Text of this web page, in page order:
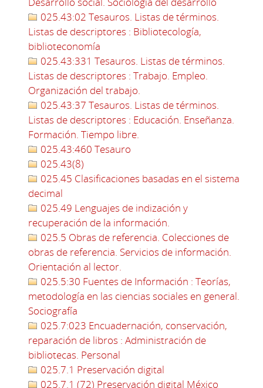
025.43:02 Tesauros. Listas de términos.
Listas de descriptores : Bibliotecología,
biblioteconomía
025.43:331 Tesauros. Listas de términos.
Listas de descriptores : Trabajo. Empleo.
Organización del trabajo.
025.43:37 Tesauros. Listas de términos.
Listas de descriptores : Educación. Enseñanza.
Formación. Tiempo libre.
025.43:460 Tesauro
025.43(8)
025.45 Clasificaciones basadas en el sistema
decimal
025.49 Lenguajes de indización y
recuperación de la información.
025.5 Obras de referencia. Colecciones de
obras de referencia. Servicios de información.
Orientación al lector.
025.5:30 Fuentes de Información : Teorías,
metodología en las ciencias sociales en general.
Sociografía
025.7:023 Encuadernación, conservación,
reparación de libros : Administración de
bibliotecas. Personal
025.7.1 Preservación digital
025.7.1 (72) Preservación digital México